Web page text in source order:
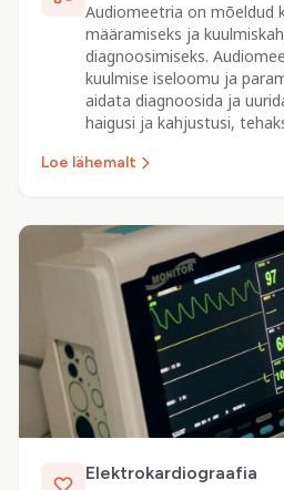
Audiomeetria on mõeldud
määramiseks ja
diagnoosimiseks.
kuulmise iseloomu ja
aidata diagnoosida ja
haigusi ja kahjustusi,
Loe lähemalt
Elektrokardiograafia